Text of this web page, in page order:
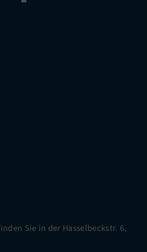
Sie in der Hasselbeckstr. 6,